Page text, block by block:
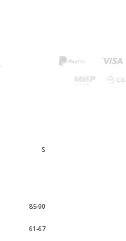
S
85-90
61-67